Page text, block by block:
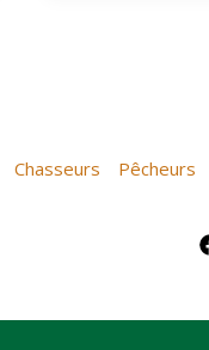
Chasseurs Pêcheurs